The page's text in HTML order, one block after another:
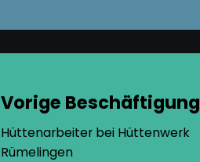
Vorige Beschäftigung
Hüttenarbeiter bei Hüttenwerk
Rümelingen